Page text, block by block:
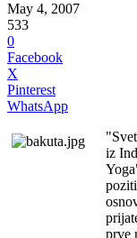
May 4, 2007
533
0
Facebook
X
Pinterest
WhatsApp
iz
prve